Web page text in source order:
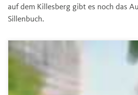
auf dem Killesberg gibt es noch das
Sillenbuch.